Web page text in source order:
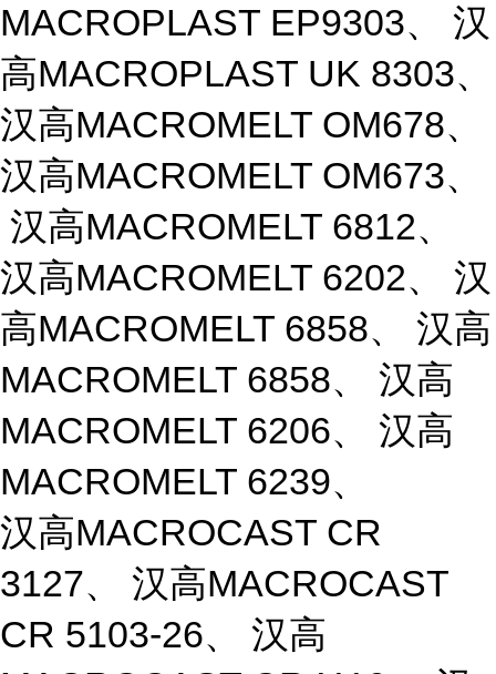
MACROPLAST EP9303、 汉
高MACROPLAST UK 8303、
汉高MACROMELT OM678、
汉高MACROMELT OM673、
汉高MACROMELT 6812、
汉高MACROMELT 6202、 汉
高MACROMELT 6858、 汉高
MACROMELT 6858、 汉高
MACROMELT 6206、 汉高
MACROMELT 6239、
汉高MACROCAST CR
3127、 汉高MACROCAST
CR 5103-26、 汉高